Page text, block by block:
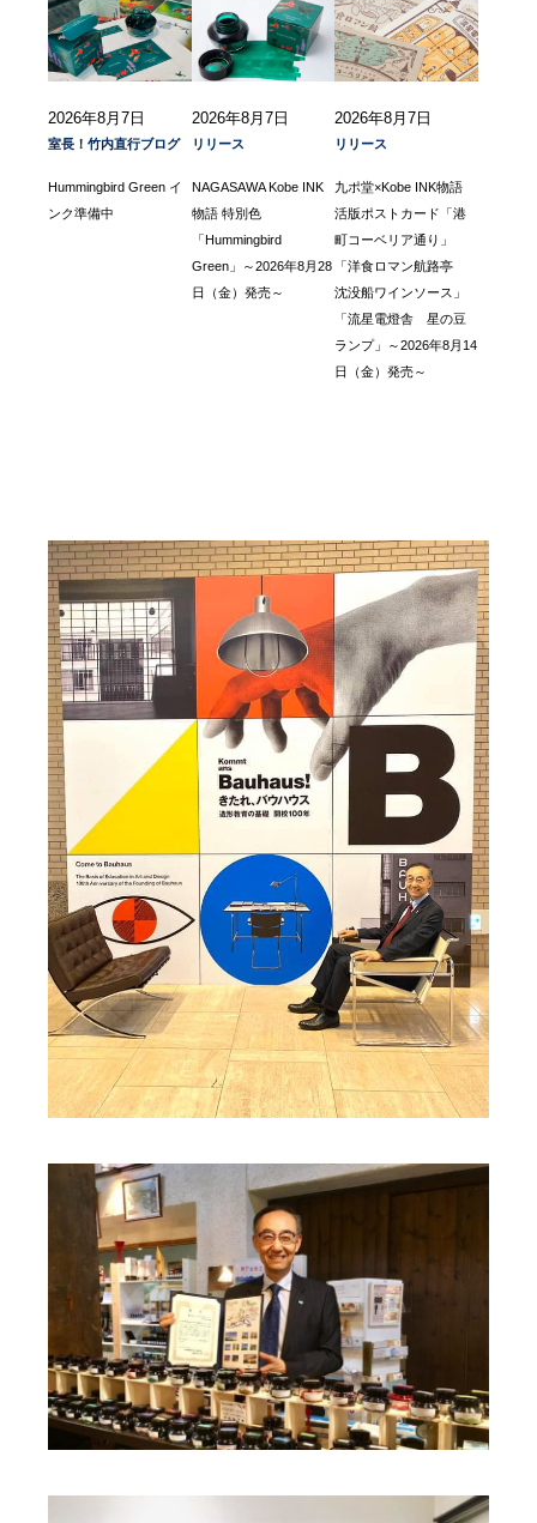
2026年8月7日
室長！竹内直行ブログ
Hummingbird Green イ
ンク準備中
2026年8月7日
リリース
NAGASAWA Kobe INK
物語 特別色
「Hummingbird
Green」～2026年8月28
日（金）発売～
2026年8月7日
リリース
九ポ堂×Kobe INK物語
活版ポストカード「港
町コーベリア通り」
「洋食ロマン航路亭
沈没船ワインソース」
「流星電燈舎 星の豆
ランプ」～2026年8月14
日（金）発売～